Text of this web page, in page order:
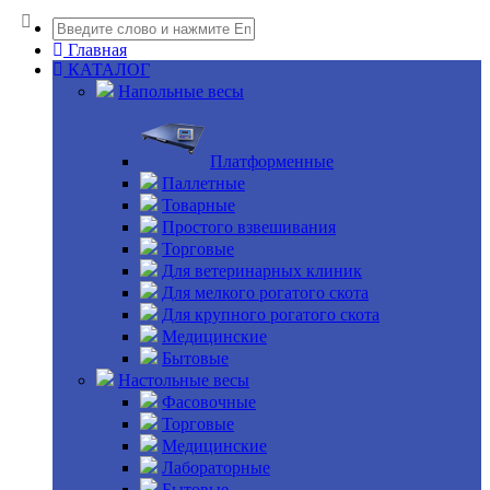
Главная
КАТАЛОГ
Напольные весы
Платформенные
Паллетные
Товарные
Простого взвешивания
Торговые
Для ветеринарных клиник
Для мелкого рогатого скота
Для крупного рогатого скота
Медицинские
Бытовые
Настольные весы
Фасовочные
Торговые
Медицинские
Лабораторные